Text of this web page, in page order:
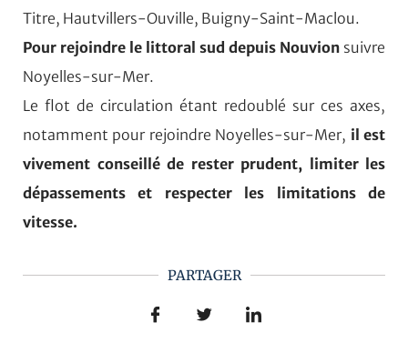
Titre, Hautvillers-Ouville, Buigny-Saint-Maclou.
Pour rejoindre le littoral sud depuis Nouvion suivre
Noyelles-sur-Mer.
Le flot de circulation étant redoublé sur ces axes,
notamment pour rejoindre Noyelles-sur-Mer, il est
vivement conseillé de rester prudent, limiter les
dépassements et respecter les limitations de
vitesse.
PARTAGER